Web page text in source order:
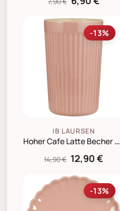
-13%
IB LAURSEN
Hoher Cafe Latte Becher Mynte
14,90 € 12,90 €
-13%